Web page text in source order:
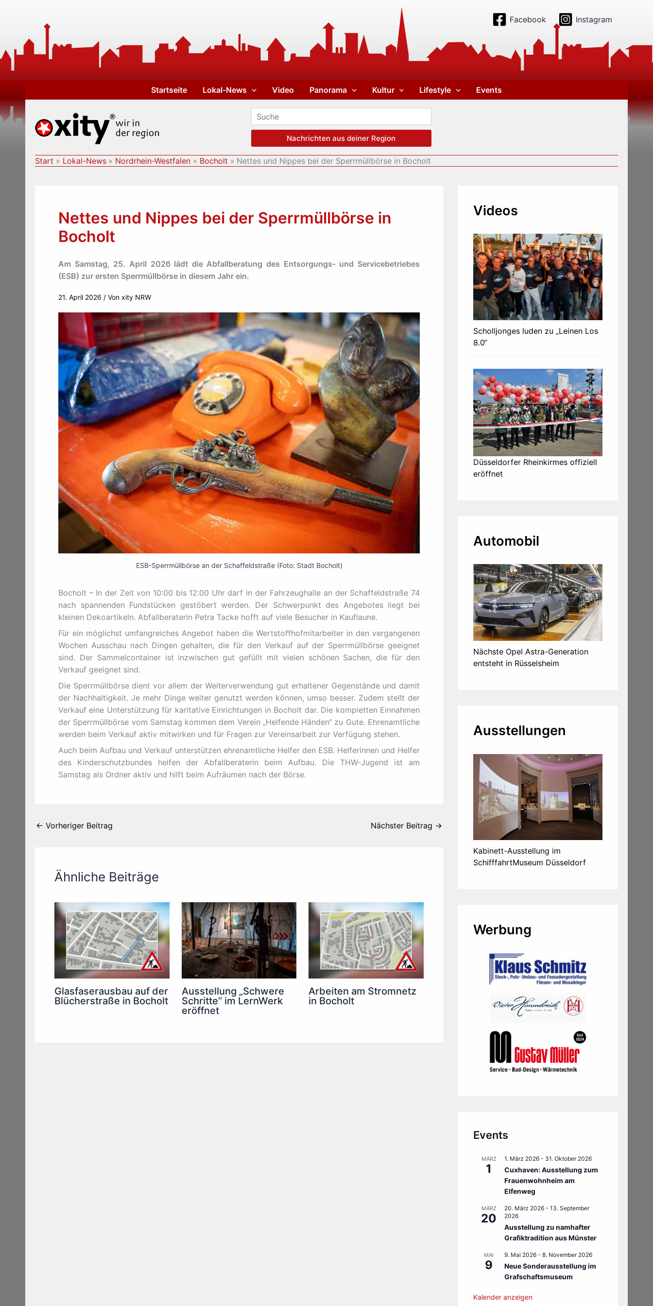
Facebook Instagram
Startseite Lokal-News Video Panorama Kultur Lifestyle Events
Nachrichten aus deiner Region
Start Lokal-News Nordrhein-Westfalen Bocholt Nettes und Nippes bei der Sperrmüllbörse in Bocholt
Nettes und Nippes bei der Sperrmüllbörse in
Bocholt
Am Samstag, 25. April 2026 lädt die Abfallberatung des Entsorgungs- und Servicebetriebes
(ESB) zur ersten Sperrmüllbörse in diesem Jahr ein.
21. April 2026 / Von xity NRW
ESB-Sperrmüllbörse an der Schaffeldstraße (Foto: Stadt Bocholt)
Bocholt – In der Zeit von 10:00 bis 12:00 Uhr darf in der Fahrzeughalle an der Schaffeldstraße 74
nach spannenden Fundstücken gestöbert werden. Der Schwerpunkt des Angebotes liegt bei
kleinen Dekoartikeln. Abfallberaterin Petra Tacke hofft auf viele Besucher in Kauflaune.
Für ein möglichst umfangreiches Angebot haben die Wertstoffhofmitarbeiter in den vergangenen
Wochen Ausschau nach Dingen gehalten, die für den Verkauf auf der Sperrmüllbörse geeignet
sind. Der Sammelcontainer ist inzwischen gut gefüllt mit vielen schönen Sachen, die für den
Verkauf geeignet sind.
Die Sperrmüllbörse dient vor allem der Weiterverwendung gut erhaltener Gegenstände und damit
der Nachhaltigkeit. Je mehr Dinge weiter genutzt werden können, umso besser. Zudem stellt der
Verkauf eine Unterstützung für karitative Einrichtungen in Bocholt dar. Die kompletten Einnahmen
der Sperrmüllbörse vom Samstag kommen dem Verein „Helfende Händen“ zu Gute. Ehrenamtliche
werden beim Verkauf aktiv mitwirken und für Fragen zur Vereinsarbeit zur Verfügung stehen.
Auch beim Aufbau und Verkauf unterstützen ehrenamtliche Helfer den ESB. Helferinnen und Helfer
des Kinderschutzbundes helfen der Abfallberaterin beim Aufbau. Die THW-Jugend ist am
Samstag als Ordner aktiv und hilft beim Aufräumen nach der Börse.
← Vorheriger Beitrag Nächster Beitrag →
Ähnliche Beiträge
Glasfaserausbau auf der
Blücherstraße in Bocholt
Ausstellung „Schwere
Schritte“ im LernWerk
eröffnet
Arbeiten am Stromnetz
in Bocholt
Videos
Scholljonges luden zu „Leinen Los
8.0“
Düsseldorfer Rheinkirmes offiziell
eröffnet
Automobil
Nächste Opel Astra-Generation
entsteht in Rüsselsheim
Ausstellungen
Kabinett-Ausstellung im
SchifffahrtMuseum Düsseldorf
Werbung
Events
MÄRZ
1
1. März 2026 - 31. Oktober 2026
Cuxhaven: Ausstellung zum
Frauenwohnheim am
Elfenweg
MÄRZ
20
20. März 2026 - 13. September
2026
Ausstellung zu namhafter
Grafiktradition aus Münster
MAI
9
9. Mai 2026 - 8. November 2026
Neue Sonderausstellung im
Grafschaftsmuseum
Kalender anzeigen